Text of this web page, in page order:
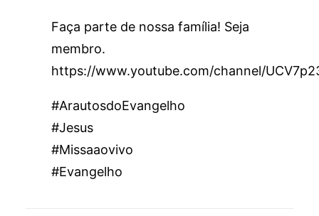
Faça parte de nossa família! Seja
membro.
https://www.youtube.com/channel/
#ArautosdoEvangelho
#Jesus
#Missaaovivo
#Evangelho